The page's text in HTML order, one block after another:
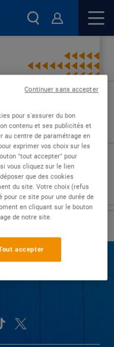
pour s'assurer du bon
contenu et ses publicités et
au centre de paramétrage en
exprimer vos choix sur les
"tout accepter" pour
vous cliquez sur le lien
que des cookies
du site. Votre choix (refus
ce site pour une durée de
en cliquant sur le bouton
de notre site.
accepter
Continuer sans accepter